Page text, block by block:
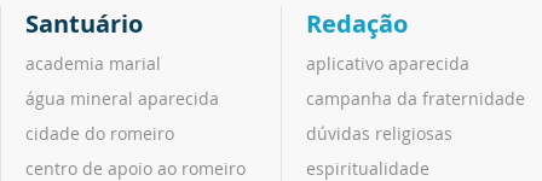
Santuário
academia marial
água mineral aparecida
cidade do romeiro
centro de apoio ao romeiro
Redação
aplicativo aparecida
campanha da fraternidade
dúvidas religiosas
espiritualidade